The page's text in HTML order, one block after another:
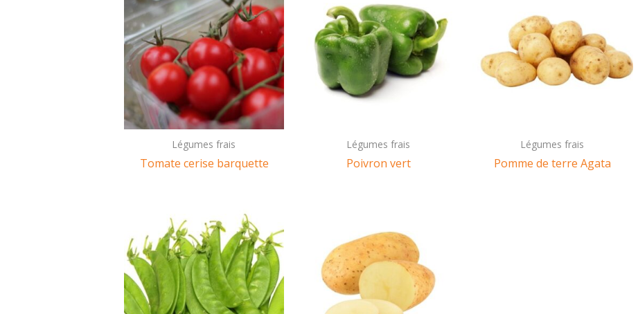
Légumes frais
Tomate cerise barquette
Légumes frais
Poivron vert
Légumes frais
Pomme de terre Agata